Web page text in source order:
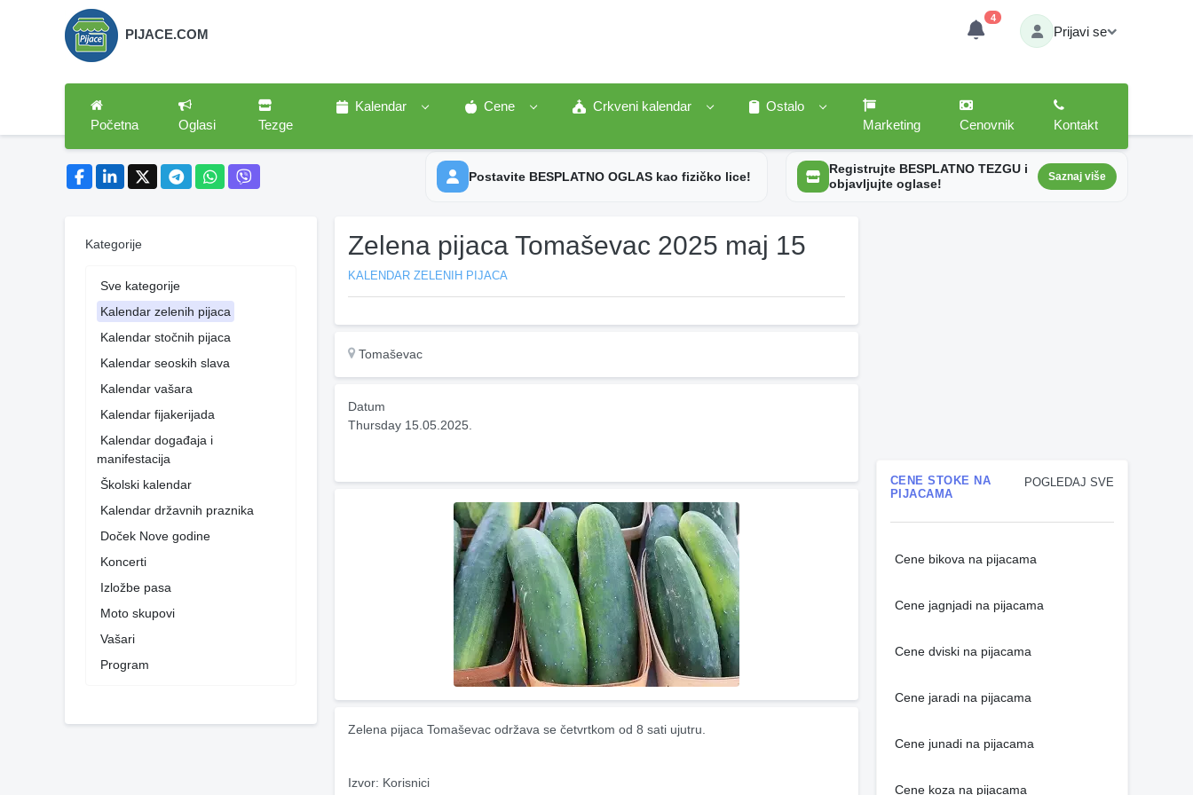
PIJACE.COM
4
Prijavi se
Početna Oglasi Tezge
Kalendar Cene Crkveni kalendar
Ostalo
Marketing
Cenovnik Kontakt
Postavite BESPLATNO OGLAS kao fizičko lice!
Registrujte BESPLATNO TEZGU i
objavljujte oglase!
Saznaj više
Kategorije
Sve kategorije
Kalendar zelenih pijaca
Kalendar stočnih pijaca
Kalendar seoskih slava
Kalendar vašara
Kalendar fijakerijada
Kalendar događaja i
manifestacija
Školski kalendar
Kalendar državnih praznika
Doček Nove godine
Koncerti
Izložbe pasa
Moto skupovi
Vašari
Program
Zelena pijaca Tomaševac 2025 maj 15
KALENDAR ZELENIH PIJACA
Tomaševac
Datum
Thursday 15.05.2025.
Zelena pijaca Tomaševac održava se četvrtkom od 8 sati ujutru.
Izvor: Korisnici
POGLEDAJ SVE
CENE STOKE NA
PIJACAMA
Cene bikova na pijacama
Cene jagnjadi na pijacama
Cene dviski na pijacama
Cene jaradi na pijacama
Cene junadi na pijacama
Cene koza na pijacama